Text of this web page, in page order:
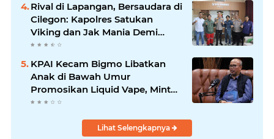
Rival di Lapangan, Bersaudara di
Cilegon: Kapolres Satukan
Viking dan Jak Mania Demi
Nobar Damai Piala Presiden
KPAI Kecam Bigmo Libatkan
Anak di Bawah Umur
Promosikan Liquid Vape, Minta
Aparat Bertindak Tegas
Lihat Selengkapnya